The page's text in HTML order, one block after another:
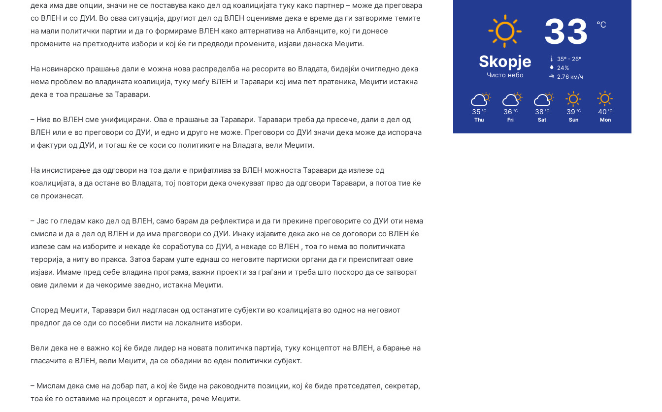
дека има две опции, значи не се поставува како дел од коалицијата туку како партнер – може да преговара
со ВЛЕН и со ДУИ. Во оваа ситуација, другиот дел од ВЛЕН оценивме дека е време да ги затвориме темите
на мали политички партии и да го формираме ВЛЕН како алтернатива на Албанците, кој ги донесе
промените на претходните избори и кој ќе ги предводи промените, изјави денеска Меџити.
На новинарско прашање дали е можна нова распределба на ресорите во Владата, бидејќи очигледно дека
нема проблем во владината коалиција, туку меѓу ВЛЕН и Таравари кој има пет пратеника, Меџити истакна
дека е тоа прашање за Таравари.
– Ние во ВЛЕН сме унифицирани. Ова е прашање за Таравари. Таравари треба да пресече, дали е дел од
ВЛЕН или е во преговори со ДУИ, и едно и друго не може. Преговори со ДУИ значи дека може да испорача
и фактури од ДУИ, и тогаш ќе се коси со политиките на Владата, вели Меџити.
На инсистирање да одговори на тоа дали е прифатлива за ВЛЕН можноста Таравари да излезе од
коалицијата, а да остане во Владата, тој повтори дека очекуваат прво да одговори Таравари, а потоа тие ќе
се произнесат.
– Јас го гледам како дел од ВЛЕН, само барам да рефлектира и да ги прекине преговорите со ДУИ оти нема
смисла и да е дел од ВЛЕН и да има преговори со ДУИ. Инаку изјавите дека ако не се договори со ВЛЕН ќе
излезе сам на изборите и некаде ќе соработува со ДУИ, а некаде со ВЛЕН , тоа го нема во политичката
терорија, а ниту во пракса. Затоа барам уште еднаш со неговите партиски органи да ги преиспитаат овие
изјави. Имаме пред себе владина програма, важни проекти за граѓани и треба што поскоро да се затворат
овие дилеми и да чекориме заедно, истакна Меџити.
Според Меџити, Таравари бил надгласан од останатите субјекти во коалицијата во однос на неговиот
предлог да се оди со посебни листи на локалните избори.
Вели дека не е важно кој ќе биде лидер на новата политичка партија, туку концептот на ВЛЕН, а барање на
гласачите е ВЛЕН, вели Меџити, да се обедини во еден политички субјект.
– Мислам дека сме на добар пат, а кој ќе биде на раководните позиции, кој ќе биде претседател, секретар,
тоа ќе го оставиме на процесот и органите, рече Меџити.
Skopje
Чисто небо
33 ℃
35º - 26º
24%
2.76 км/ч
35 ℃
Thu
36 ℃
Fri
38 ℃
Sat
39 ℃
Sun
40 ℃
Mon